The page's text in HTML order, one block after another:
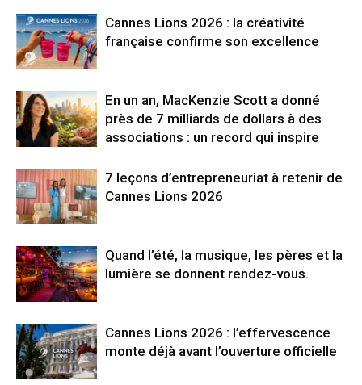
Cannes Lions 2026 : la créativité
française confirme son excellence
En un an, MacKenzie Scott a donné
près de 7 milliards de dollars à des
associations : un record qui inspire
7 leçons d’entrepreneuriat à retenir de
Cannes Lions 2026
Quand l’été, la musique, les pères et la
lumière se donnent rendez-vous.
Cannes Lions 2026 : l’effervescence
monte déjà avant l’ouverture officielle